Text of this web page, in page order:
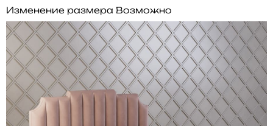
Изменение размера Возможно